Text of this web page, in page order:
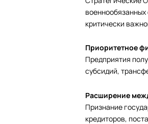
критически
Приоритетное
Предприятия
субсидий,
Расширение
Признание
кредиторов,